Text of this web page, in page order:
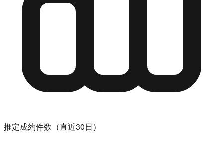
推定成約件数（直近30日）